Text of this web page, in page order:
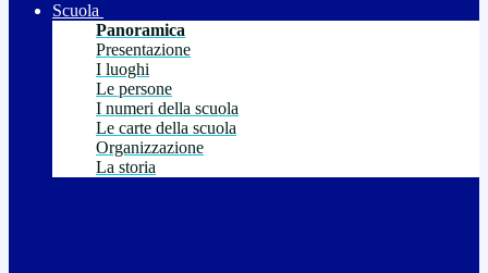
Scuola
Panoramica
Presentazione
I luoghi
Le persone
I numeri della scuola
Le carte della scuola
Organizzazione
La storia